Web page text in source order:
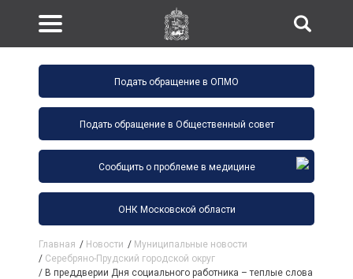
Подать обращение в ОПМО
Подать обращение в Общественный совет
Сообщить о проблеме в медицине
ОНК Московской области
Главная / Новости / Муниципальные новости
/ Серебряно-Прудский городской округ
/ В преддверии Дня социального работника – теплые слова